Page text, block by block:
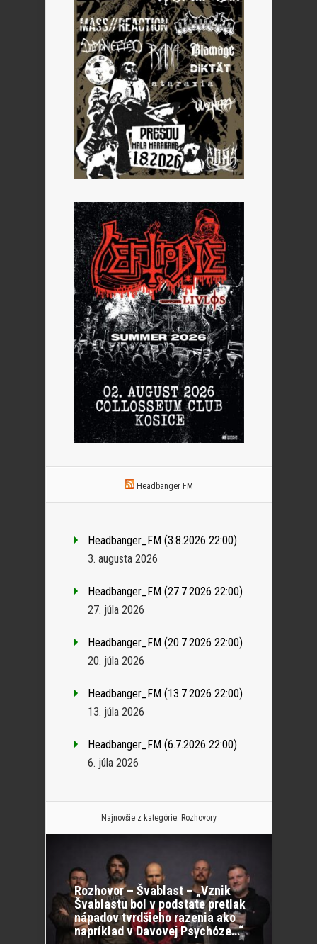
Headbanger FM
Headbanger_FM (3.8.2026 22:00)
3. augusta 2026
Headbanger_FM (27.7.2026 22:00)
27. júla 2026
Headbanger_FM (20.7.2026 22:00)
20. júla 2026
Headbanger_FM (13.7.2026 22:00)
13. júla 2026
Headbanger_FM (6.7.2026 22:00)
6. júla 2026
Najnovšie z kategórie: Rozhovory
Rozhovor – Švablast – „Vznik
Švablastu bol v podstate pretlak
nápadov tvrdšieho razenia ako
napríklad v Davovej Psychóze…“